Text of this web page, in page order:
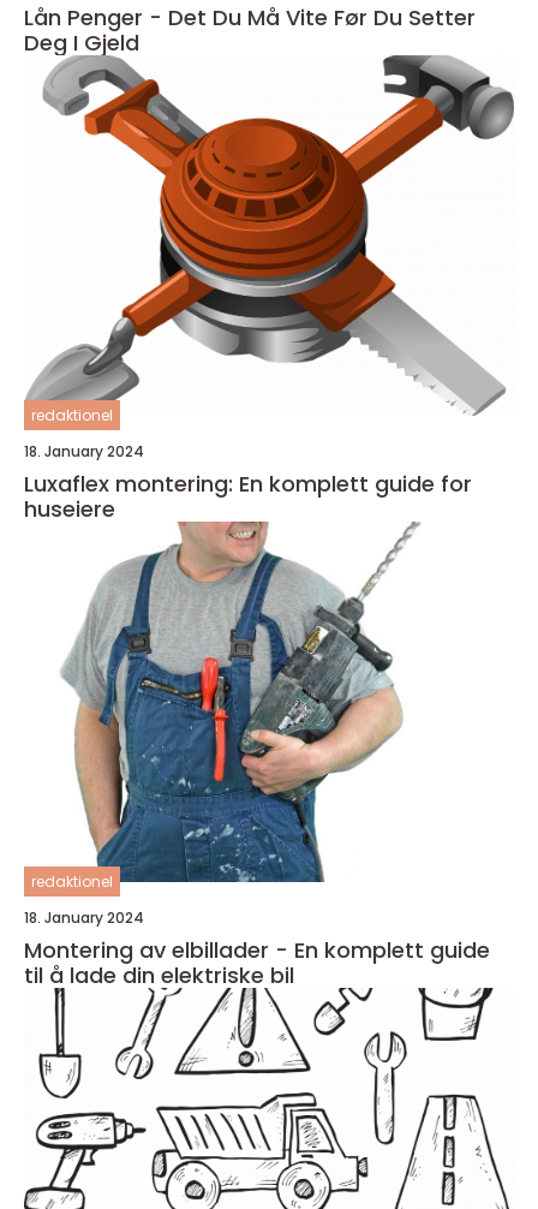
Lån Penger - Det Du Må Vite Før Du Setter
Deg I Gjeld
redaktionel
18. January 2024
Luxaflex montering: En komplett guide for
huseiere
redaktionel
18. January 2024
Montering av elbillader - En komplett guide
til å lade din elektriske bil